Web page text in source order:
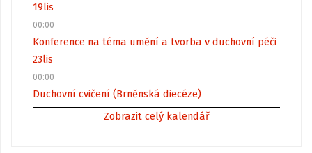
19lis
00:00
Konference na téma umění a tvorba v duchovní péči
23lis
00:00
Duchovní cvičení (Brněnská diecéze)
Zobrazit celý kalendář